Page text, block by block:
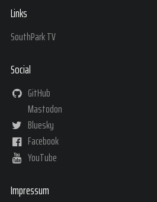
Links
SouthPark TV
Social
GitHub
Mastodon
Bluesky
Facebook
YouTube
Impressum